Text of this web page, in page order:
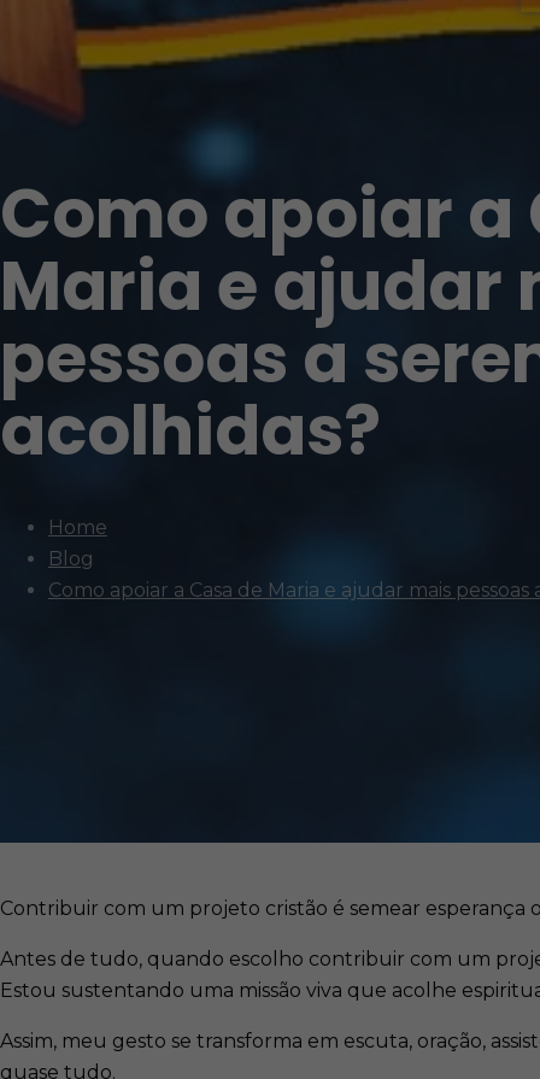
Como apoiar a
Maria e ajudar
pessoas a
acolhidas?
Home
Blog
Como apoiar a Casa de Maria e ajudar mais pessoas
Contribuir com um projeto cristão é semear esperança
Antes de tudo, quando escolho contribuir com um
Estou sustentando uma missão viva que acolhe
Assim, meu gesto se transforma em escuta, oração,
quase tudo.